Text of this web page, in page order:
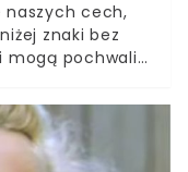
naszych cech,
znaki bez
mogą pochwalić
tego mają
i Wodnik
się